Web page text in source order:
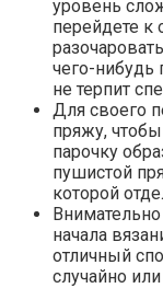
уровень
перейдете к
чего-нибудь
не терпит
Для своего
пряжу,
парочку
пушистой
которой
начала
отличный
случайно